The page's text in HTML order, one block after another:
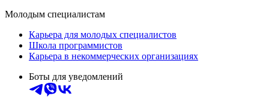
Молодым специалистам
Карьера для молодых специалистов
Школа программистов
Карьера в некоммерческих организациях
Боты для уведомлений